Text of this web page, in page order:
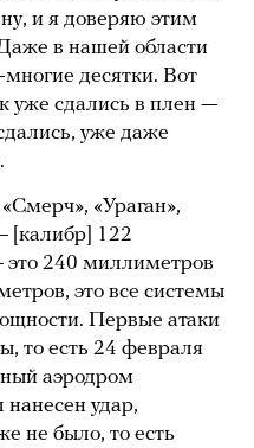
и я доверяю этим
в нашей области
десятки. Вот
уже сдались в плен —
уже даже
«Ураган»,
[калибр] 122
240 миллиметров
это все системы
Первые атаки
то есть 24 февраля
аэродром
удар,
не было, то есть